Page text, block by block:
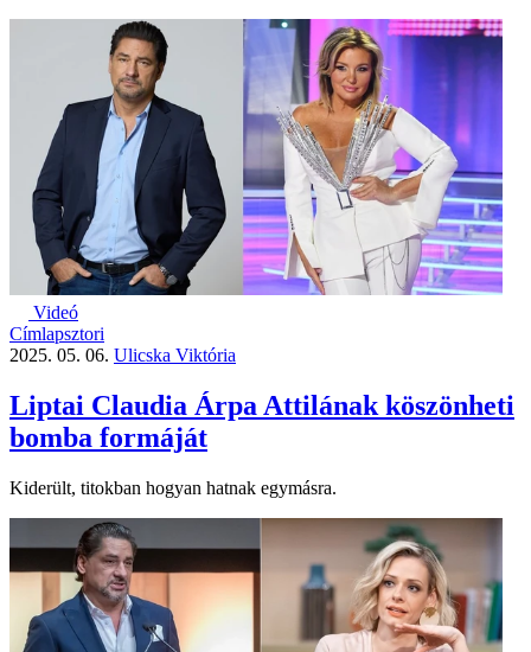
Videó
Címlapsztori
2025. 05. 06. Ulicska Viktória
Liptai Claudia Árpa Attilának köszönheti
bomba formáját
Kiderült, titokban hogyan hatnak egymásra.